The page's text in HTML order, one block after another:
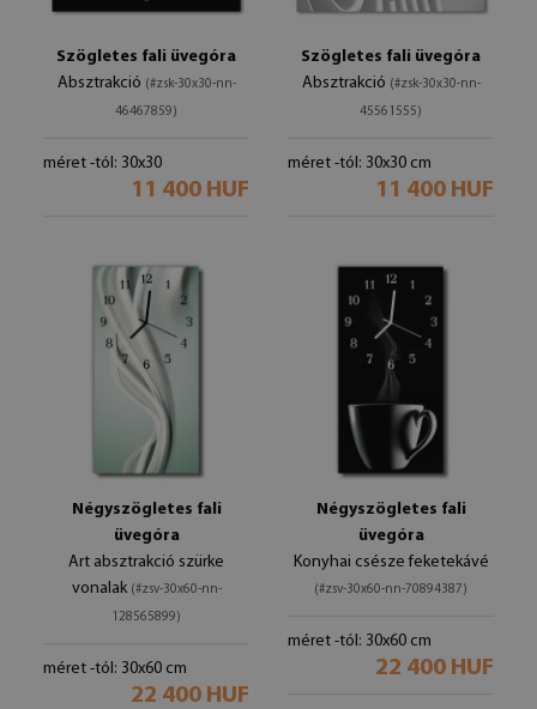
Szögletes fali üvegóra
Absztrakció (#zsk-30x30-nn-
46467859)
méret -tól: 30x30
11 400 HUF
Szögletes fali üvegóra
Absztrakció (#zsk-30x30-nn-
45561555)
méret -tól: 30x30 cm
11 400 HUF
Négyszögletes fali
üvegóra
Art absztrakció szürke
vonalak (#zsv-30x60-nn-
128565899)
méret -tól: 30x60 cm
22 400 HUF
Négyszögletes fali
üvegóra
Konyhai csésze feketekávé
(#zsv-30x60-nn-70894387)
méret -tól: 30x60 cm
22 400 HUF